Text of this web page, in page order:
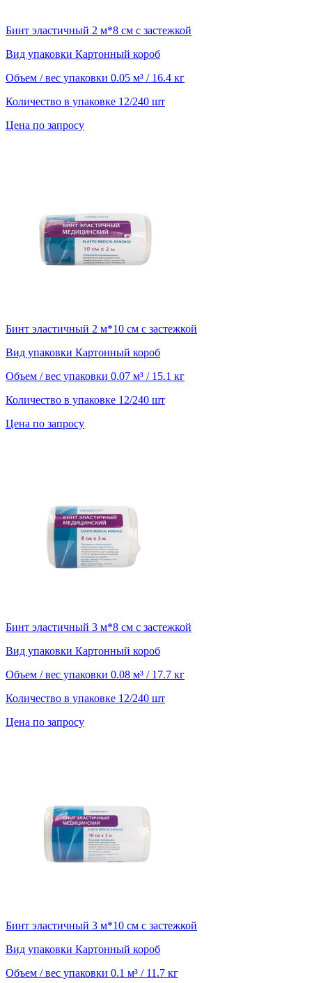
Бинт эластичный 2 м*8 см с застежкой
Вид упаковки Картонный короб
Объем / вес упаковки 0.05 м³ / 16.4 кг
Количество в упаковке 12/240 шт
Цена по запросу
Бинт эластичный 2 м*10 см с застежкой
Вид упаковки Картонный короб
Объем / вес упаковки 0.07 м³ / 15.1 кг
Количество в упаковке 12/240 шт
Цена по запросу
Бинт эластичный 3 м*8 см с застежкой
Вид упаковки Картонный короб
Объем / вес упаковки 0.08 м³ / 17.7 кг
Количество в упаковке 12/240 шт
Цена по запросу
Бинт эластичный 3 м*10 см с застежкой
Вид упаковки Картонный короб
Объем / вес упаковки 0.1 м³ / 11.7 кг